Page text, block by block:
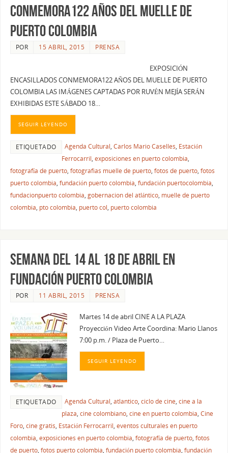
CONMEMORA122 AÑOS DEL MUELLE DE
PUERTO COLOMBIA
POR 15 ABRIL, 2015 PRENSA
EXPOSICIÓN
ENCASILLADOS CONMEMORA122 AÑOS DEL MUELLE DE PUERTO
COLOMBIA LAS IMÁGENES CAPTADAS POR RUVÉN MEJÍA SERÁN
EXHIBIDAS ESTE SÁBADO 18…
SEGUIR LEYENDO
ETIQUETADO Agenda Cultural, Carlos Mario Caselles, Estación
Ferrocarril, exposiciones en puerto colombia,
fotografía de puerto, fotografias muelle de puerto, fotos de puerto, fotos
puerto colombia, fundación puerto colombia, fundación puertocolombia,
fundacionpuerto colombia, gobernacion del atlántico, muelle de puerto
colombia, pto colombia, puerto col, puerto colombia
SEMANA DEL 14 AL 18 DE ABRIL EN
FUNDACIÓN PUERTO COLOMBIA
POR 11 ABRIL, 2015 PRENSA
Martes 14 de abril CINE A LA PLAZA
Proyección Video Arte Coordina: Mario Llanos
7:00 p.m. / Plaza de Puerto…
SEGUIR LEYENDO
ETIQUETADO Agenda Cultural, atlantico, ciclo de cine, cine a la
plaza, cine colombiano, cine en puerto colombia, Cine
Foro, cine gratis, Estación Ferrocarril, eventos culturales en puerto
colombia, exposiciones en puerto colombia, fotografía de puerto, fotos
de puerto, fotos puerto colombia, fundación puerto colombia, fundación